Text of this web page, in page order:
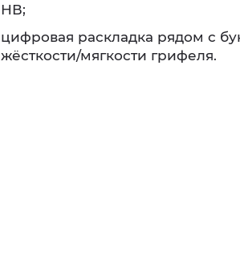
НВ;
цифровая раскладка рядом с
жёсткости/мягкости грифеля.